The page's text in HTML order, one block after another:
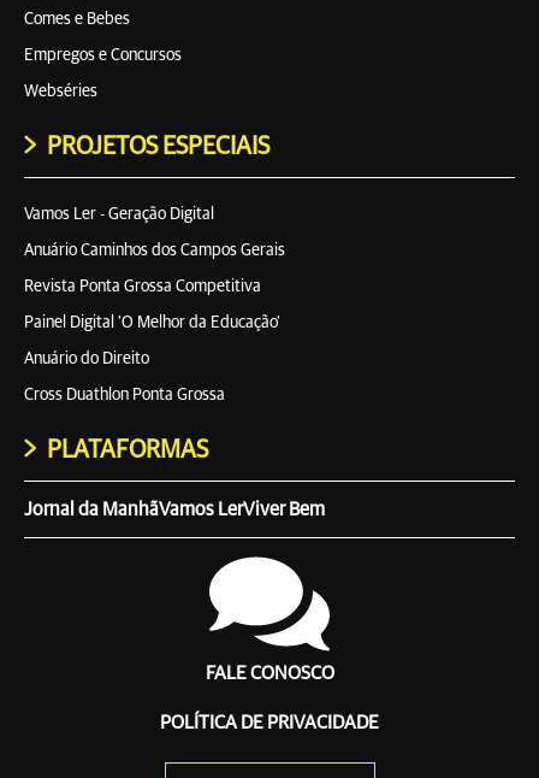
Comes e Bebes
Empregos e Concursos
Webséries
PROJETOS ESPECIAIS
Vamos Ler - Geração Digital
Anuário Caminhos dos Campos Gerais
Revista Ponta Grossa Competitiva
Painel Digital 'O Melhor da Educação'
Anuário do Direito
Cross Duathlon Ponta Grossa
PLATAFORMAS
Jornal da ManhãVamos LerViver Bem
FALE CONOSCO
POLÍTICA DE PRIVACIDADE